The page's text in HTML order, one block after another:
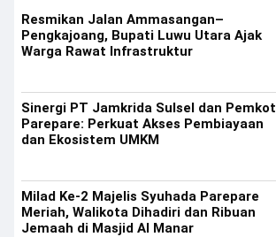
Resmikan Jalan Ammasangan–
Pengkajoang, Bupati Luwu Utara Ajak
Warga Rawat Infrastruktur
Sinergi PT Jamkrida Sulsel dan Pemkot
Parepare: Perkuat Akses Pembiayaan
dan Ekosistem UMKM
Milad Ke-2 Majelis Syuhada Parepare
Meriah, Walikota Dihadiri dan Ribuan
Jemaah di Masjid Al Manar